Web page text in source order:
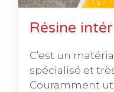
Résine
C’est un
spécialisé et
Couramment